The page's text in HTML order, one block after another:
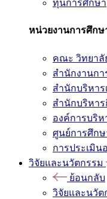
ทุนการศึกษา
หน่วยงานการศึกษ
คณะ วิทยาลั
สำนักงานกา
สำนักบริหาร
สำนักบริหา
องค์การบริ
ศูนย์การศึกษ
การประเมิน
วิจัยและนวัตกรรม
ย้อนกลับ
วิจัยและนวัต